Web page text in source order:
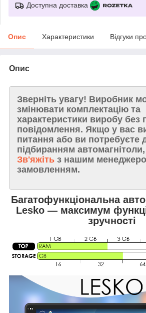
Доступна доставка
Опис Характеристики Відгуки
Опис
Зверніть увагу! Виробник
змінювати комплектацію та
характеристики виробу без
повідомлення. Якщо у вас
питання або ви потребуєте
підбиранням
Зв'яжіть з нашим
замовленням.
Багатофункціональна
Lesko — максимум
зручності